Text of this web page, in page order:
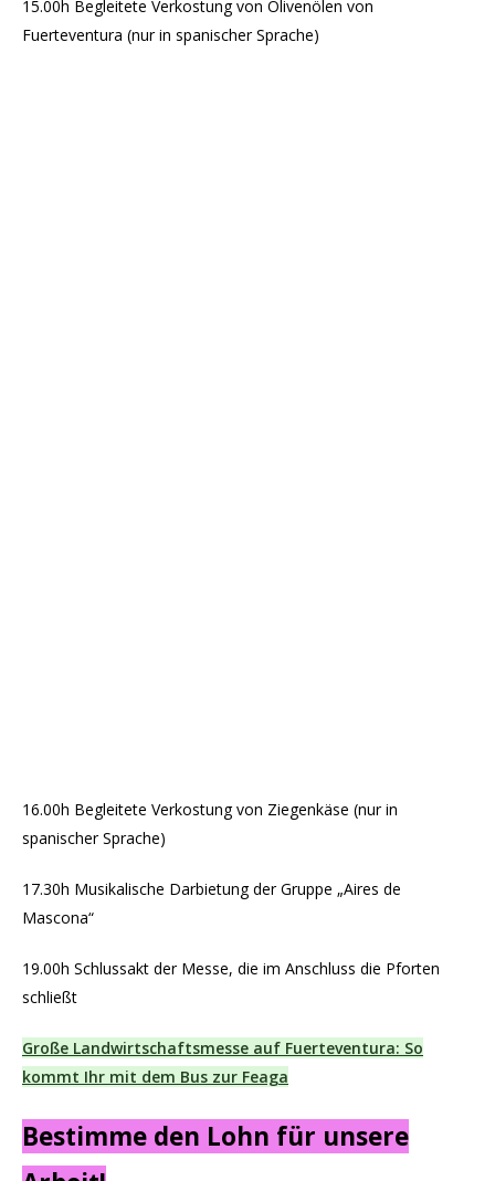
15.00h Begleitete Verkostung von Olivenölen von
Fuerteventura (nur in spanischer Sprache)
16.00h Begleitete Verkostung von Ziegenkäse (nur in
spanischer Sprache)
17.30h Musikalische Darbietung der Gruppe „Aires de
Mascona“
19.00h Schlussakt der Messe, die im Anschluss die Pforten
schließt
Große Landwirtschaftsmesse auf Fuerteventura: So
kommt Ihr mit dem Bus zur Feaga
Bestimme den Lohn für unsere